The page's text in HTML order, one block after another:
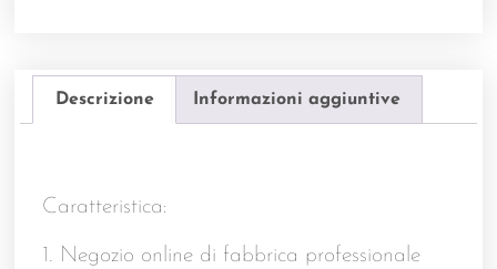
Descrizione Informazioni aggiuntive
Caratteristica:
1. Negozio online di fabbrica professionale